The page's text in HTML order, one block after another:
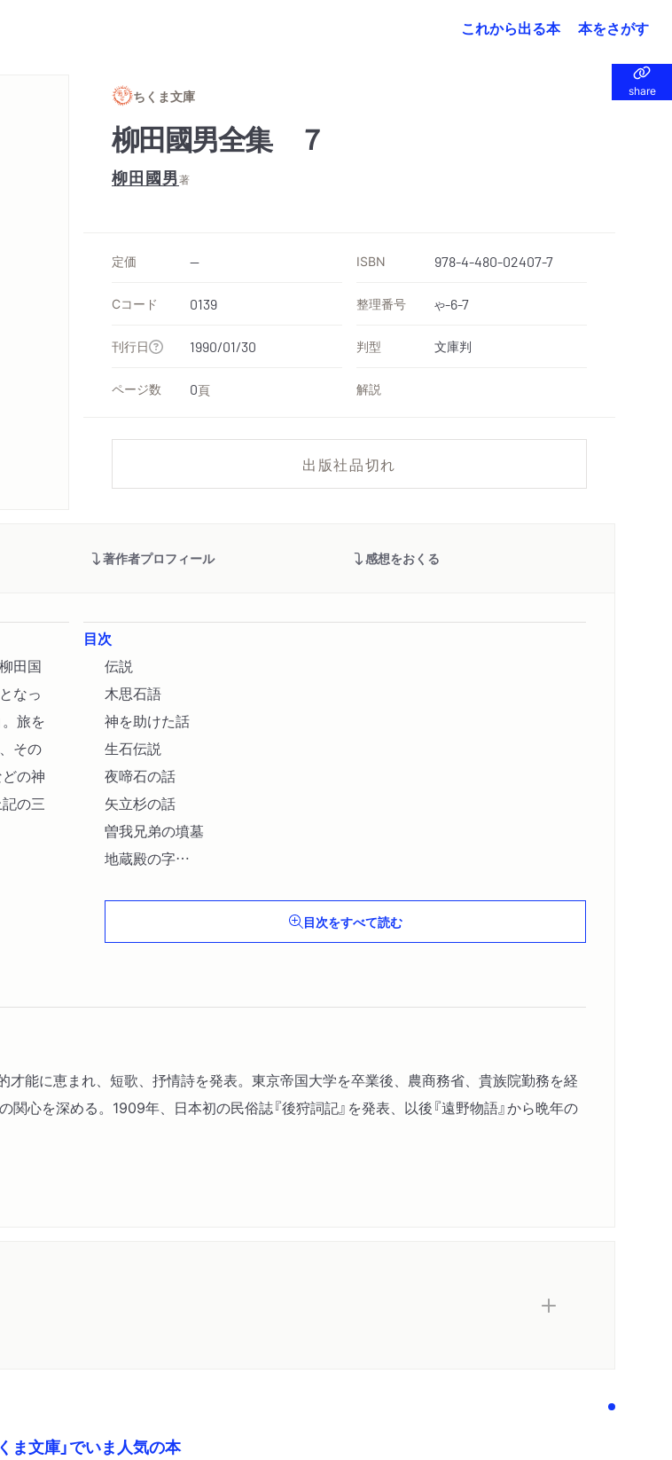
これから出る本 本をさがす
share
share
ちくま文庫
柳田國男全集 ７
柳田國男著
定価 -- ISBN 978-4-480-02407-7
Cコード 0139 整理番号 や-6-7
刊行日 1990/01/30 判型 文庫判
ページ数 0頁 解説
出版社品切れ
著作者プロフィール 感想をおくる
田国
なっ
旅を
その
の神
の三
目次
伝説
木思石語
神を助けた話
生石伝説
夜啼石の話
矢立杉の話
曽我兄弟の墳墓
地蔵殿の字
子安地蔵
片葉蘆考
諸国の片葉の蘆
目次をすべて読む
才能に恵まれ、短歌、抒情詩を発表。東京帝国大学を卒業後、農商務省、貴族院勤務を経
心を深める。1909年、日本初の民俗誌『後狩詞記』を発表、以後『遠野物語』から晩年の
ま文庫」でいま人気の本